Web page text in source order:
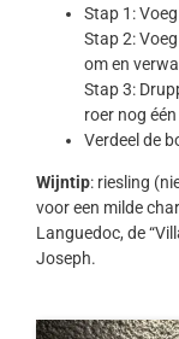
Stap 1:
Stap 2:
om en
Stap 3:
roer nog
Verdeel de
Wijntip: riesling
voor een milde
Languedoc, de
Joseph.